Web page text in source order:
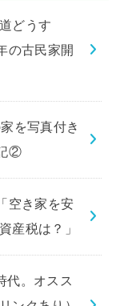
どうす
の古民家開
を写真付き
②
空き家を安
産税は？」
代。オスス